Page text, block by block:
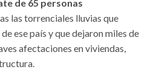
de 65 personas
las torrenciales lluvias que
ese país y que dejaron miles de
afectaciones en viviendas,